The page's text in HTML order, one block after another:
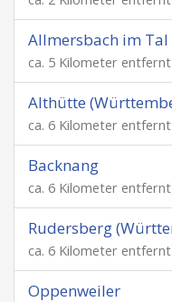
Allmersbach im Tal
ca. 5 Kilometer entfernt
Althütte
ca. 6 Kilometer entfernt
Backnang
ca. 6 Kilometer entfernt
Rudersberg
ca. 6 Kilometer entfernt
Oppenweiler